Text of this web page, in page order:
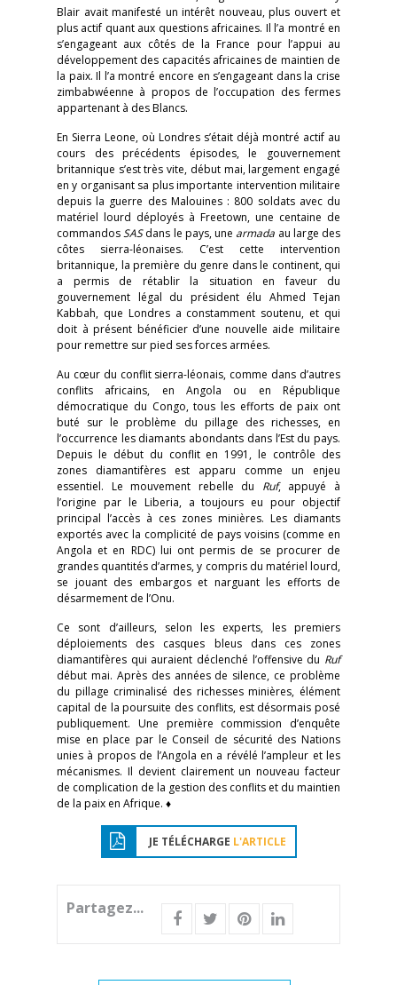
Blair avait manifesté un intérêt nouveau, plus ouvert et
plus actif quant aux questions africaines. Il l’a montré en
s’engageant aux côtés de la France pour l’appui au
développement des capacités africaines de maintien de
la paix. Il l’a montré encore en s’engageant dans la crise
zimbabwéenne à propos de l’occupation des fermes
appartenant à des Blancs.
En Sierra Leone, où Londres s’était déjà montré actif au
cours des précédents épisodes, le gouvernement
britannique s’est très vite, début mai, largement engagé
en y organisant sa plus importante intervention militaire
depuis la guerre des Malouines : 800 soldats avec du
matériel lourd déployés à Freetown, une centaine de
commandosSASdans le pays, une armada au large des
côtes sierra-léonaises. C’est cette intervention
britannique, la première du genre dans le continent, qui
a permis de rétablir la situation en faveur du
gouvernement légal du président élu Ahmed Tejan
Kabbah, que Londres a constamment soutenu, et qui
doit à présent bénéficier d’une nouvelle aide militaire
pour remettre sur pied ses forces armées.
Au cœur du conflit sierra-léonais, comme dans d’autres
conflits africains, en Angola ou en République
démocratique du Congo, tous les efforts de paix ont
buté sur le problème du pillage des richesses, en
l’occurrence les diamants abondants dans l’Est du pays.
Depuis le début du conflit en 1991, le contrôle des
zones diamantifères est apparu comme un enjeu
essentiel. Le mouvement rebelle du Ruf, appuyé à
l’origine par le Liberia, a toujours eu pour objectif
principal l’accès à ces zones minières. Les diamants
exportés avec la complicité de pays voisins (comme en
Angola et en RDC) lui ont permis de se procurer de
grandes quantités d’armes, y compris du matériel lourd,
se jouant des embargos et narguant les efforts de
désarmement de l’Onu.
Ce sont d’ailleurs, selon les experts, les premiers
déploiements des casques bleus dans ces zones
diamantifères qui auraient déclenché l’offensive du Ruf
début mai. Après des années de silence, ce problème
du pillage criminalisé des richesses minières, élément
capital de la poursuite des conflits, est désormais posé
publiquement. Une première commission d’enquête
mise en place par le Conseil de sécurité des Nations
unies à propos de l’Angola en a révélé l’ampleur et les
mécanismes. Il devient clairement un nouveau facteur
de complication de la gestion des conflits et du maintien
de la paix en Afrique. ♦
JE TÉLÉCHARGE L'ARTICLE
Partagez...